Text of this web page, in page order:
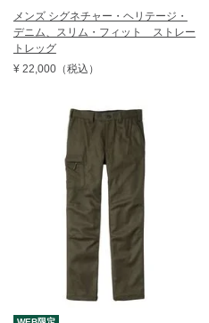
メンズ シグネチャー・ヘリテージ・
デニム、スリム・フィット ストレー
トレッグ
¥ 22,000（税込）